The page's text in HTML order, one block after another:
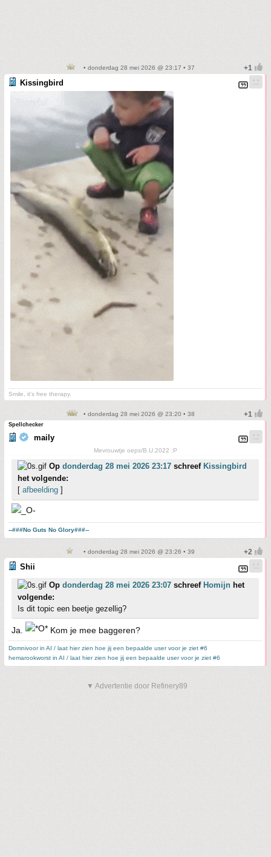
• donderdag 28 mei 2026 @ 23:17 • 37
Kissingbird
Smile, it's free therapy.
• donderdag 28 mei 2026 @ 23:20 • 38
Spellchecker
maily
Mevrouwtje oeps/B.U.2022 :P
Op donderdag 28 mei 2026 23:17 schreef Kissingbird
het volgende:
[ afbeelding ]
--###No Guts No Glory###--
• donderdag 28 mei 2026 @ 23:26 • 39
Shii
Op donderdag 28 mei 2026 23:07 schreef Homijn het
volgende:
Is dit topic een beetje gezellig?
Ja. Kom je mee baggeren?
Domnivoor in AI / laat hier zien hoe jij een bepaalde user voor je ziet #6
hemarookworst in AI / laat hier zien hoe jij een bepaalde user voor je ziet #6
▼ Advertentie door Refinery89